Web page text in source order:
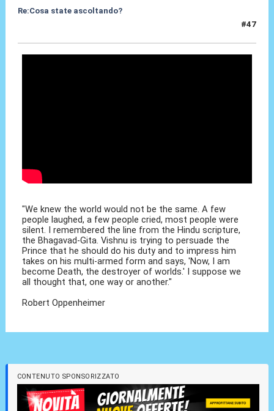
Re:Cosa state ascoltando?
#47
"We knew the world would not be the same. A few
people laughed, a few people cried, most people were
silent. I remembered the line from the Hindu scripture,
the Bhagavad-Gita. Vishnu is trying to persuade the
Prince that he should do his duty and to impress him
takes on his multi-armed form and says, 'Now, I am
become Death, the destroyer of worlds.' I suppose we
all thought that, one way or another."
Robert Oppenheimer
CONTENUTO SPONSORIZZATO